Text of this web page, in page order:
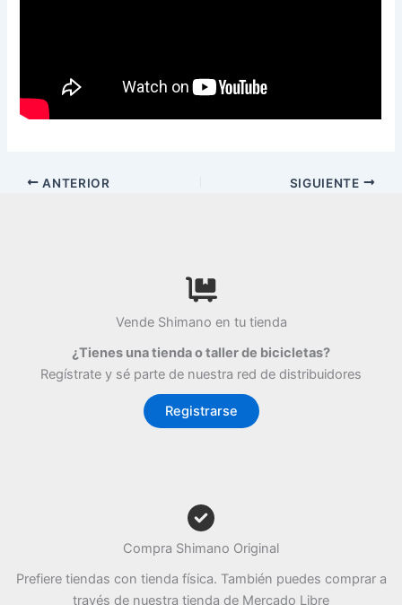
ANTERIOR SIGUIENTE
Vende Shimano en tu tienda
¿Tienes una tienda o taller de bicicletas?
Regístrate y sé parte de nuestra red de distribuidores
Registrarse
Compra Shimano Original
Prefiere tiendas con tienda física. También puedes comprar a
través de nuestra tienda de Mercado Libre